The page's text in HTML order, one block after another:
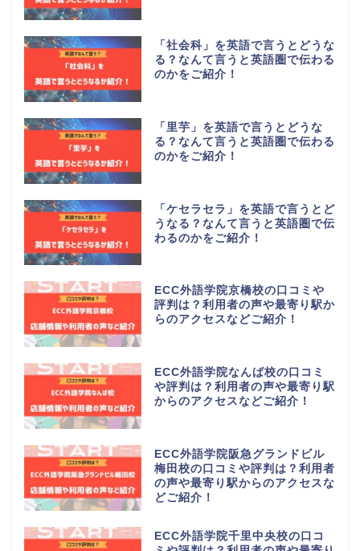
「社会科」を英語で言うとどうな
る？なんて言うと英語圏で伝わる
のかをご紹介！
「里芋」を英語で言うとどうな
る？なんて言うと英語圏で伝わる
のかをご紹介！
「ケセラセラ」を英語で言うとど
うなる？なんて言うと英語圏で伝
わるのかをご紹介！
ECC外語学院京橋校の口コミや
評判は？利用者の声や最寄り駅か
らのアクセスなどご紹介！
ECC外語学院なんば校の口コミ
や評判は？利用者の声や最寄り駅
からのアクセスなどご紹介！
ECC外語学院阪急グランドビル
梅田校の口コミや評判は？利用者
の声や最寄り駅からのアクセスな
どご紹介！
ECC外語学院千里中央校の口コ